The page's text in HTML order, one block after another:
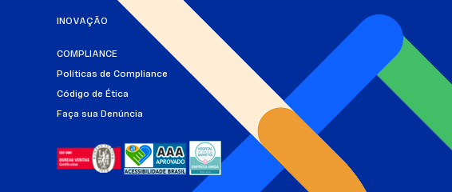
INOVAÇÃO
COMPLIANCE
Políticas de Compliance
Código de Ética
Faça sua Denúncia